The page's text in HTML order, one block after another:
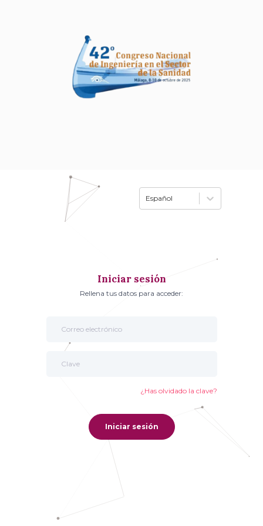
Español
Iniciar sesión
Rellena tus datos para acceder:
¿Has olvidado la clave?
Iniciar sesión